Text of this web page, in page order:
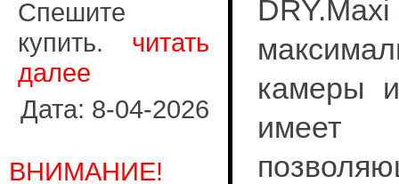
Спешите
купить. читать
далее
Дата: 8-04-2026
ВНИМАНИЕ!
камеры
имеет